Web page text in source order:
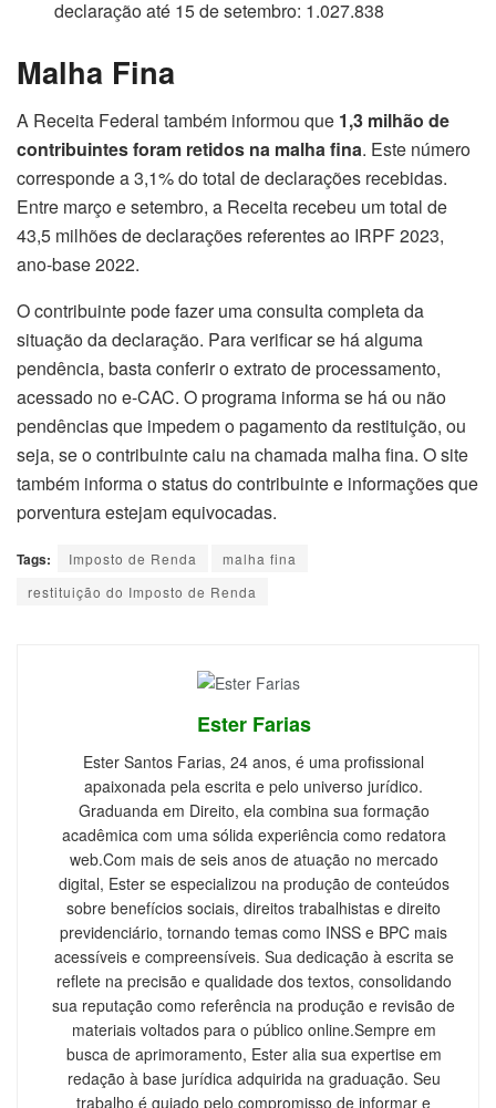
declaração até 15 de setembro: 1.027.838
Malha Fina
A Receita Federal também informou que 1,3 milhão de
contribuintes foram retidos na malha fina. Este número
corresponde a 3,1% do total de declarações recebidas.
Entre março e setembro, a Receita recebeu um total de
43,5 milhões de declarações referentes ao IRPF 2023,
ano-base 2022.
O contribuinte pode fazer uma consulta completa da
situação da declaração. Para verificar se há alguma
pendência, basta conferir o extrato de processamento,
acessado no e-CAC. O programa informa se há ou não
pendências que impedem o pagamento da restituição, ou
seja, se o contribuinte caiu na chamada malha fina. O site
também informa o status do contribuinte e informações que
porventura estejam equivocadas.
Tags: Imposto de Renda
malha fina
restituição do Imposto de Renda
Ester Farias
Ester Santos Farias, 24 anos, é uma profissional
apaixonada pela escrita e pelo universo jurídico.
Graduanda em Direito, ela combina sua formação
acadêmica com uma sólida experiência como redatora
web.Com mais de seis anos de atuação no mercado
digital, Ester se especializou na produção de conteúdos
sobre benefícios sociais, direitos trabalhistas e direito
previdenciário, tornando temas como INSS e BPC mais
acessíveis e compreensíveis. Sua dedicação à escrita se
reflete na precisão e qualidade dos textos, consolidando
sua reputação como referência na produção e revisão de
materiais voltados para o público online.Sempre em
busca de aprimoramento, Ester alia sua expertise em
redação à base jurídica adquirida na graduação. Seu
trabalho é guiado pelo compromisso de informar e